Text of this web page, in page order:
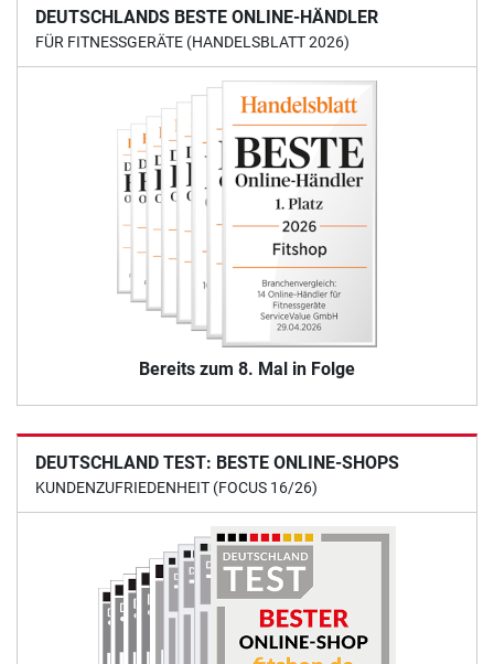
DEUTSCHLANDS BESTE ONLINE-HÄNDLER
FÜR FITNESSGERÄTE (HANDELSBLATT 2026)
Bereits zum 8. Mal in Folge
DEUTSCHLAND TEST: BESTE ONLINE-SHOPS
KUNDENZUFRIEDENHEIT (FOCUS 16/26)